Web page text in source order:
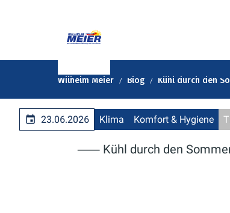
Wilhelm Meier Blog Kühl durch den
23.06.2026 Klima Komfort & Hygiene
⸺ Kühl durch den